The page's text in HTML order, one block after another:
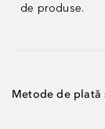
de produse.
Metode de plată